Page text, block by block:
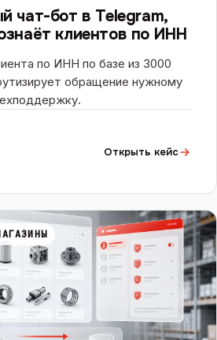
чат-бот в Telegram,
клиентов по ИНН
по ИНН по базе из 3000
обращение нужному
Открыть кейс